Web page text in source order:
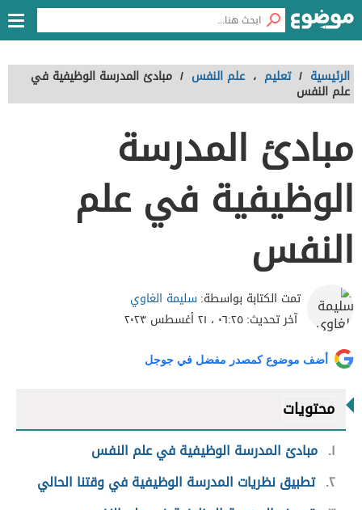
الرئيسية / تعليم ، علم النفس / مبادئ المدرسة الوظيفية في
علم النفس
مبادئ المدرسة
الوظيفية في علم
النفس
تمت الكتابة بواسطة:سليمة الغاوي
آخر تحديث:٠٦:٢٥ ، ٢١ أغسطس ٢٠٢٣
أضف موضوع كمصدر مفضل في جوجل
محتويات
١ مبادئ المدرسة الوظيفية في علم النفس
٢ تطبيق نظريات المدرسة الوظيفية في وقتنا الحالي